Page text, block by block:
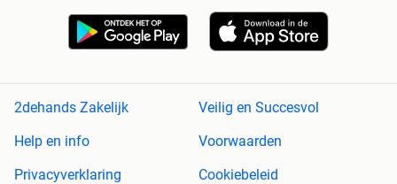
2dehands Zakelijk
Veilig en Succesvol
Help en info
Voorwaarden
Privacyverklaring
Cookiebeleid